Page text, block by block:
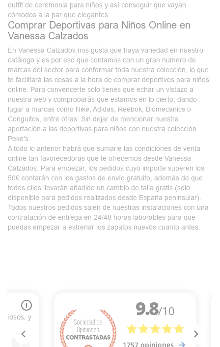
outfit de ceremonia para niños y así conseguir que vayan
cómodos a la par que elegantes.
Comprar Deportivas para Niños Online en
Vanessa Calzados
En Vanessa Calzados nos gusta que haya variedad en nuestro
catálogo y es por eso que contamos con un gran número de
marcas del sector para conformar toda nuestra colección, lo que
te facilitará las cosas a la hora de comprar deportivos para niños
online. Para convencerte solo tienes que echar un vistazo a
nuestra web y comprobarás que estamos en lo cierto, dando
lugar a marcas como Nike, Adidas, Reebok, Biomecanics o
Conguitos, entre otras. Sin dejar de mencionar nuestra
aportación a las deportivas para niños con nuestra colección
Peke’s.
A todo lo anterior habrá que sumarle las condiciones de venta
online tan favorecedoras que te ofrecemos desde Vanessa
Calzados. Para empezar, los pedidos cuyo importe superen los
50€ contarán con los gastos de envío gratuito, además de que
todos ellos llevarán añadido un cambio de talla gratis (solo
disponible para pedidos realizados desde España peninsular).
Todos nuestros pedidos salen de nuestras instalaciones con una
contratación de entrega en 24/48 horas laborables para que
puedas empezar a estrenar los zapatos nuevos cuanto antes.